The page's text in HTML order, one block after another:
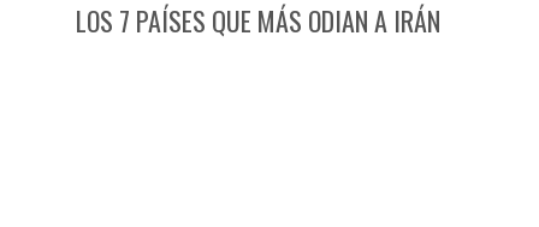
LOS 7 PAÍSES QUE MÁS ODIAN A IRÁN